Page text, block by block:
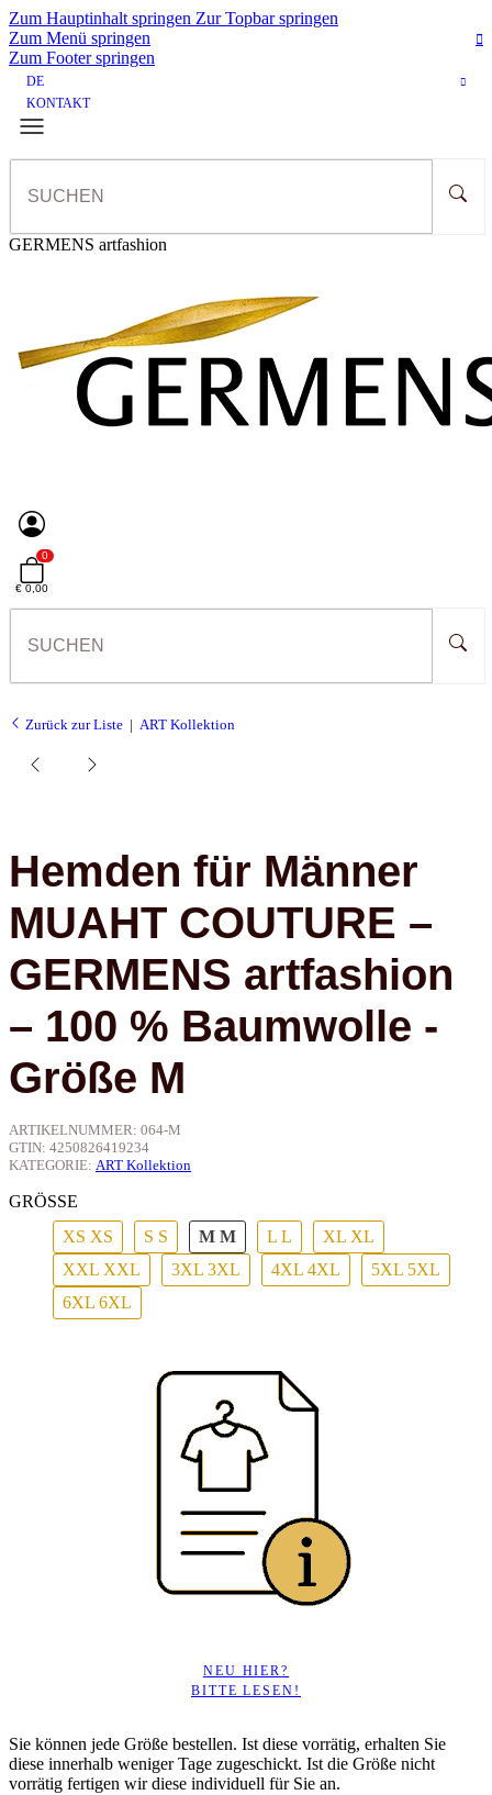
Zum Hauptinhalt springen Zur Topbar springen
Zum Menü springen
Zum Footer springen
DE
KONTAKT
GERMENS artfashion
0
€ 0,00
Zurück zur Liste ART Kollektion
Hemden für Männer
MUAHT COUTURE –
GERMENS artfashion
– 100 % Baumwolle -
Größe M
ARTIKELNUMMER: 064-M
GTIN: 4250826419234
KATEGORIE: ART Kollektion
GRÖSSE
XS XS S S M M L L XL XL
XXL XXL 3XL 3XL 4XL 4XL 5XL 5XL
6XL 6XL
NEU HIER?
BITTE LESEN!
Sie können jede Größe bestellen. Ist diese vorrätig, erhalten Sie
diese innerhalb weniger Tage zugeschickt. Ist die Größe nicht
vorrätig fertigen wir diese individuell für Sie an.